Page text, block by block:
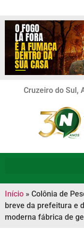
Cruzeiro do Sul,
Início » Colônia de
breve da prefeitura e
moderna fábrica de